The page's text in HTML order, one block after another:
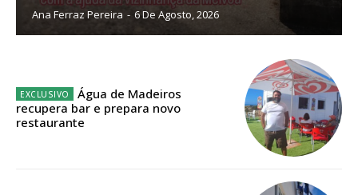
Sendo assinante terá acesso a todos os conteúdos exclusivos e versões
Ana Ferraz Pereira - 6 De Agosto, 2026
Água de Madeiros
recupera bar e prepara novo
restaurante